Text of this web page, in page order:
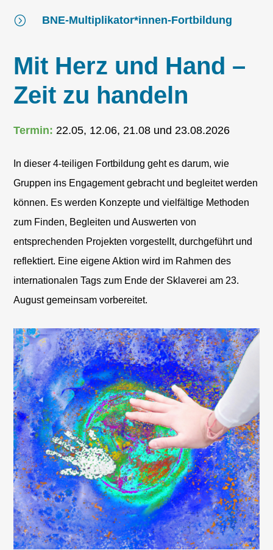
= BNE-Multiplikator*innen-Fortbildung
Mit Herz und Hand –
Zeit zu handeln
Termin: 22.05, 12.06, 21.08 und 23.08.2026
In dieser 4-teiligen Fortbildung geht es darum, wie
Gruppen ins Engagement gebracht und begleitet werden
können. Es werden Konzepte und vielfältige Methoden
zum Finden, Begleiten und Auswerten von
entsprechenden Projekten vorgestellt, durchgeführt und
reflektiert. Eine eigene Aktion wird im Rahmen des
internationalen Tags zum Ende der Sklaverei am 23.
August gemeinsam vorbereitet.